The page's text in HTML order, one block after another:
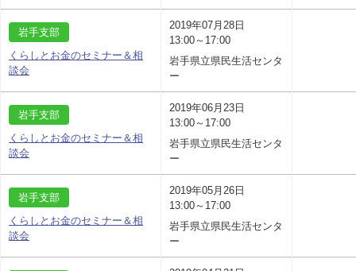
岩手支部
くらしとお金のセミナー＆相
談会
2019年07月28日
13:00～17:00
岩手県立県民生活センタ
ー
岩手支部
くらしとお金のセミナー＆相
談会
2019年06月23日
13:00～17:00
岩手県立県民生活センタ
ー
岩手支部
くらしとお金のセミナー＆相
談会
2019年05月26日
13:00～17:00
岩手県立県民生活センタ
ー